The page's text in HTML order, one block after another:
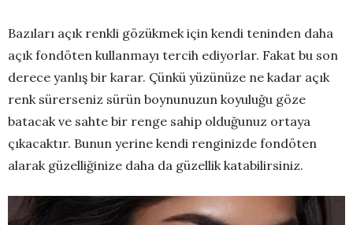
Bazıları açık renkli gözükmek için kendi teninden daha
açık fondöten kullanmayı tercih ediyorlar. Fakat bu son
derece yanlış bir karar. Çünkü yüzünüze ne kadar açık
renk sürerseniz sürün boynunuzun koyuluğu göze
batacak ve sahte bir renge sahip olduğunuz ortaya
çıkacaktır. Bunun yerine kendi renginizde fondöten
alarak güzelliğinize daha da güzellik katabilirsiniz.